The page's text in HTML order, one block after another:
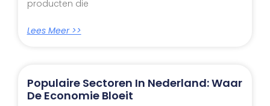
producten die
Lees Meer >>
Populaire Sectoren In Nederland: Waar
De Economie Bloeit